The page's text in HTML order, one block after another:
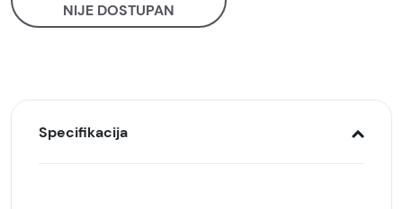
NIJE DOSTUPAN
Specifikacija